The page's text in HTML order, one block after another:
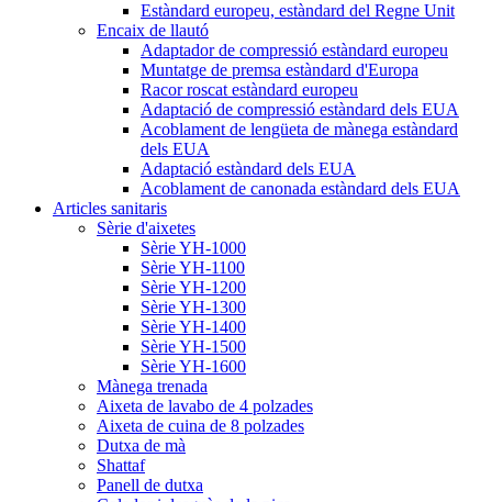
Estàndard europeu, estàndard del Regne Unit
Encaix de llautó
Adaptador de compressió estàndard europeu
Muntatge de premsa estàndard d'Europa
Racor roscat estàndard europeu
Adaptació de compressió estàndard dels EUA
Acoblament de lengüeta de mànega estàndard
dels EUA
Adaptació estàndard dels EUA
Acoblament de canonada estàndard dels EUA
Articles sanitaris
Sèrie d'aixetes
Sèrie YH-1000
Sèrie YH-1100
Sèrie YH-1200
Sèrie YH-1300
Sèrie YH-1400
Sèrie YH-1500
Sèrie YH-1600
Mànega trenada
Aixeta de lavabo de 4 polzades
Aixeta de cuina de 8 polzades
Dutxa de mà
Shattaf
Panell de dutxa